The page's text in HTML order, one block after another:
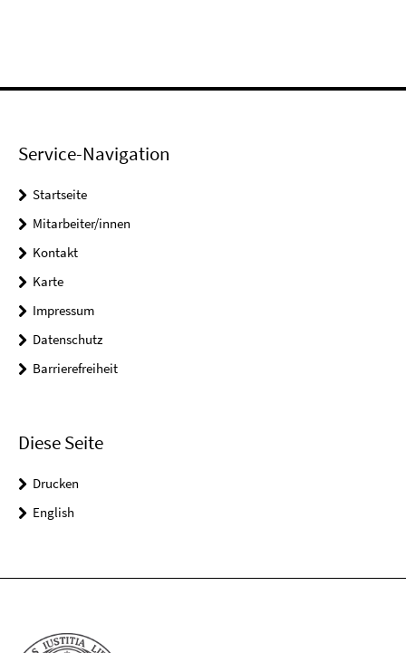
Service-Navigation
Startseite
Mitarbeiter/innen
Kontakt
Karte
Impressum
Datenschutz
Barrierefreiheit
Diese Seite
Drucken
English